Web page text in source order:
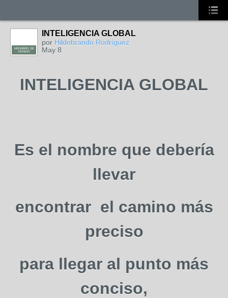
MIEMBRO DE
HONOR
INTELIGENCIA GLOBAL
por Hildebrando Rodríguez
May 8
INTELIGENCIA GLOBAL
Es el nombre que debería
llevar
encontrar el camino más
preciso
para llegar al punto más
conciso,